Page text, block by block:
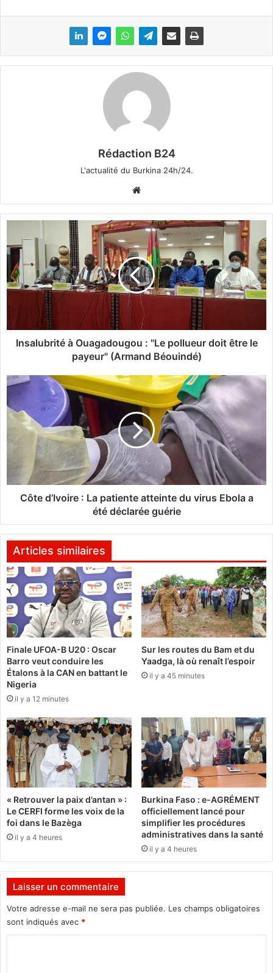
Rédaction B24
L'actualité du Burkina 24h/24.
bsi
te
s
l
u
i
O
a
g
d
o
"
p
o
l
l
u
e
u
r
d
o
i
ê
t
r
e
l
e
p
a
y
e
"
A
r
Insalubrité à Ouagadougou : "Le pollueur doit être le
payeur" (Armand Béouindé)
C
t
e
o
e
:
a
p
a
t
i
e
n
t
e
a
t
t
i
n
t
e
d
v
i
u
b
o
l
a
Côte d’Ivoire : La patiente atteinte du virus Ebola a
été déclarée guérie
Articles similaires
Finale UFOA-B U20 : Oscar
Barro veut conduire les
Étalons à la CAN en battant le
Nigeria
il y a 12 minutes
Sur les routes du Bam et du
Yaadga, là où renaît l’espoir
il y a 45 minutes
« Retrouver la paix d’antan » :
Le CERFI forme les voix de la
foi dans le Bazèga
il y a 4 heures
Burkina Faso : e-AGRÉMENT
officiellement lancé pour
simplifier les procédures
administratives dans la santé
il y a 4 heures
Laisser un commentaire
Votre adresse e-mail ne sera pas publiée. Les champs obligatoires
sont indiqués avec *